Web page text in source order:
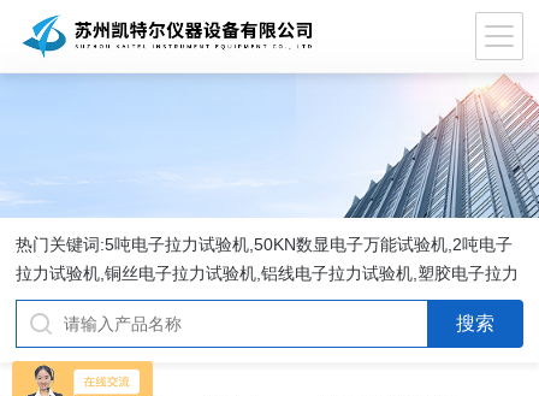
热门关键词:5吨电子拉力试验机,50KN数显电子万能试验机,2吨电子
拉力试验机,铜丝电子拉力试验机,铝线电子拉力试验机,塑胶电子拉力
试验机.